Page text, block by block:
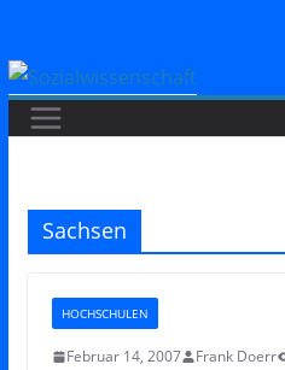
Inhalt
springen
Sachsen
HOCHSCHULEN
Februar 14, 2007 Frank Doerr